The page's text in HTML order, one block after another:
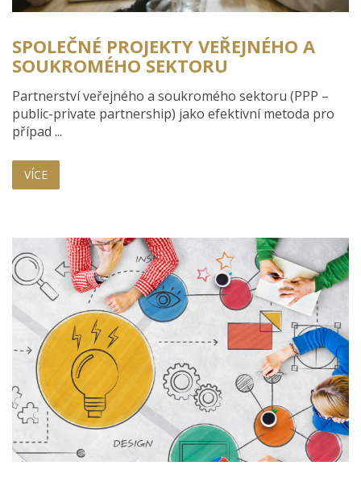
SPOLEČNÉ PROJEKTY VEŘEJNÉHO A
SOUKROMÉHO SEKTORU
Partnerství veřejného a soukromého sektoru (PPP –
public-private partnership) jako efektivní metoda pro
případ ...
VÍCE